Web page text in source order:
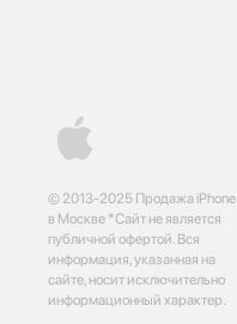
© 2013-2025 Продажа iPhone
в Москве *Сайт не является
публичной офертой. Вся
информация, указанная на
сайте, носит исключительно
информационный характер.